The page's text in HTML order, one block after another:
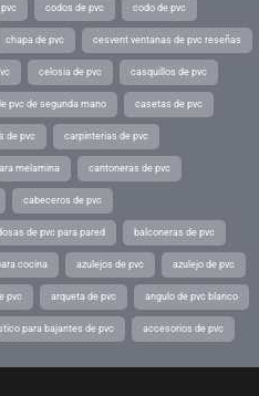
codos de pvc codo de pvc
chapa de pvc cesvent ventanas de pvc reseñas
celosia de pvc casquillos de pvc
pvc de segunda mano casetas de pvc
de pvc carpinterias de pvc
melamina cantoneras de pvc
cabeceros de pvc
de pvc para pared balconeras de pvc
cocina azulejos de pvc azulejo de pvc
pvc arqueta de pvc angulo de pvc blanco
para bajantes de pvc accesorios de pvc